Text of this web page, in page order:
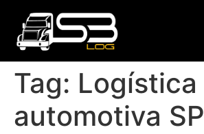
Tag: Logística
automotiva SP